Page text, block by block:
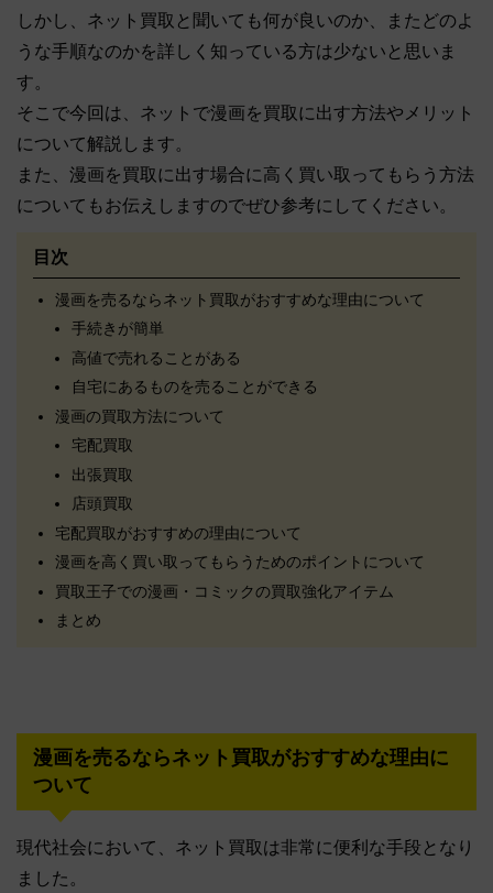
しかし、ネット買取と聞いても何が良いのか、またどのよ
うな手順なのかを詳しく知っている方は少ないと思いま
す。
そこで今回は、ネットで漫画を買取に出す方法やメリット
について解説します。
また、漫画を買取に出す場合に高く買い取ってもらう方法
についてもお伝えしますのでぜひ参考にしてください。
目次
漫画を売るならネット買取がおすすめな理由について
手続きが簡単
高値で売れることがある
自宅にあるものを売ることができる
漫画の買取方法について
宅配買取
出張買取
店頭買取
宅配買取がおすすめの理由について
漫画を高く買い取ってもらうためのポイントについて
買取王子での漫画・コミックの買取強化アイテム
まとめ
漫画を売るならネット買取がおすすめな理由に
ついて
現代社会において、ネット買取は非常に便利な手段となり
ました。